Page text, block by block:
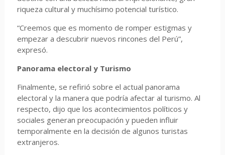
riqueza cultural y muchísimo potencial turístico.
“Creemos que es momento de romper estigmas y
empezar a descubrir nuevos rincones del Perú”,
expresó.
Panorama electoral y Turismo
Finalmente, se refirió sobre el actual panorama
electoral y la manera que podría afectar al turismo. Al
respecto, dijo que los acontecimientos políticos y
sociales generan preocupación y pueden influir
temporalmente en la decisión de algunos turistas
extranjeros.